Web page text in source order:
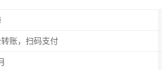
转账，扫码支付